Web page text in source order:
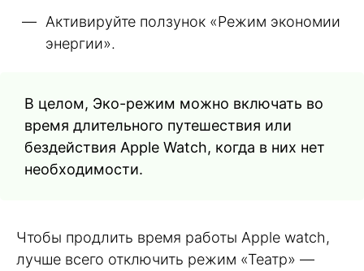
Активируйте ползунок «Режим экономии
энергии».
В целом, Эко-режим можно включать во
время длительного путешествия или
бездействия Apple Watch, когда в них нет
необходимости.
Чтобы продлить время работы Apple watch,
лучше всего отключить режим «Театр» —